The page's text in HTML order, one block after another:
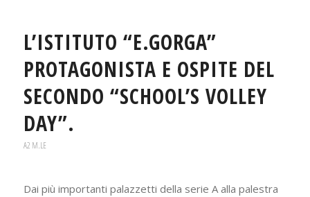
L’ISTITUTO “E.GORGA”
PROTAGONISTA E OSPITE DEL
SECONDO “SCHOOL’S VOLLEY
DAY”.
A2 M.LE
Dai più importanti palazzetti della serie A alla palestra